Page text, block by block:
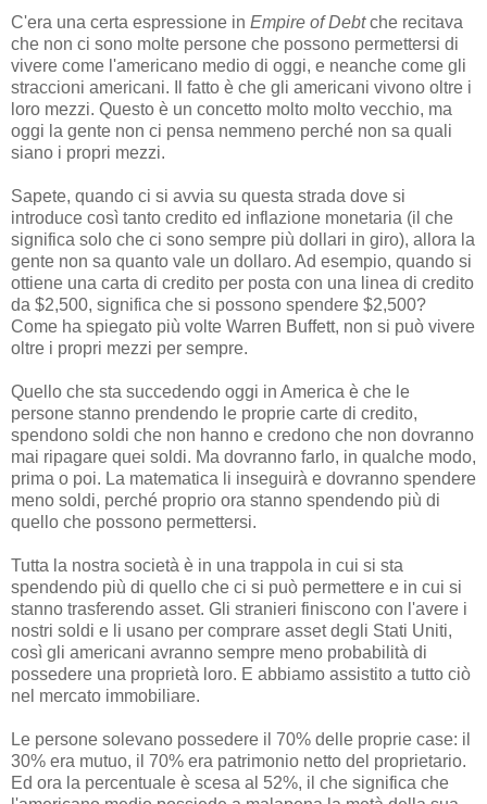
C'era una certa espressione in Empire of Debtche recitava
che non ci sono molte persone che possono permettersi di
vivere come l'americano medio di oggi, e neanche come gli
straccioni americani. Il fatto è che gli americani vivono oltre i
loro mezzi. Questo è un concetto molto molto vecchio, ma
oggi la gente non ci pensa nemmeno perché non sa quali
siano i propri mezzi.
Sapete, quando ci si avvia su questa strada dove si
introduce così tanto credito ed inflazione monetaria (il che
significa solo che ci sono sempre più dollari in giro), allora la
gente non sa quanto vale un dollaro. Ad esempio, quando si
ottiene una carta di credito per posta con una linea di credito
da $2,500, significa che si possono spendere $2,500?
Come ha spiegato più volte Warren Buffett, non si può vivere
oltre i propri mezzi per sempre.
Quello che sta succedendo oggi in America è che le
persone stanno prendendo le proprie carte di credito,
spendono soldi che non hanno e credono che non dovranno
mai ripagare quei soldi. Ma dovranno farlo, in qualche modo,
prima o poi. La matematica li inseguirà e dovranno spendere
meno soldi, perché proprio ora stanno spendendo più di
quello che possono permettersi.
Tutta la nostra società è in una trappola in cui si sta
spendendo più di quello che ci si può permettere e in cui si
stanno trasferendo asset. Gli stranieri finiscono con l'avere i
nostri soldi e li usano per comprare asset degli Stati Uniti,
così gli americani avranno sempre meno probabilità di
possedere una proprietà loro. E abbiamo assistito a tutto ciò
nel mercato immobiliare.
Le persone solevano possedere il 70% delle proprie case: il
30% era mutuo, il 70% era patrimonio netto del proprietario.
Ed ora la percentuale è scesa al 52%, il che significa che